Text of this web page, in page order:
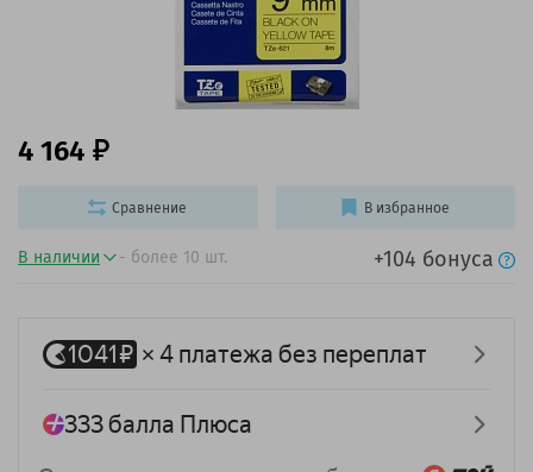
В наличии - более 10 шт. +104 бонуса
4 164
Сравнение В избранное